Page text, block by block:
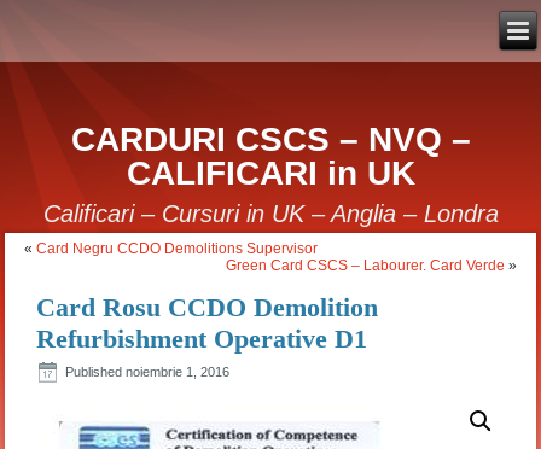
CARDURI CSCS – NVQ –
CALIFICARI in UK
Calificari – Cursuri in UK – Anglia – Londra
«Card Negru CCDO Demolitions Supervisor
Green Card CSCS – Labourer. Card Verde »
Card Rosu CCDO Demolition
Refurbishment Operative D1
Published noiembrie 1, 2016